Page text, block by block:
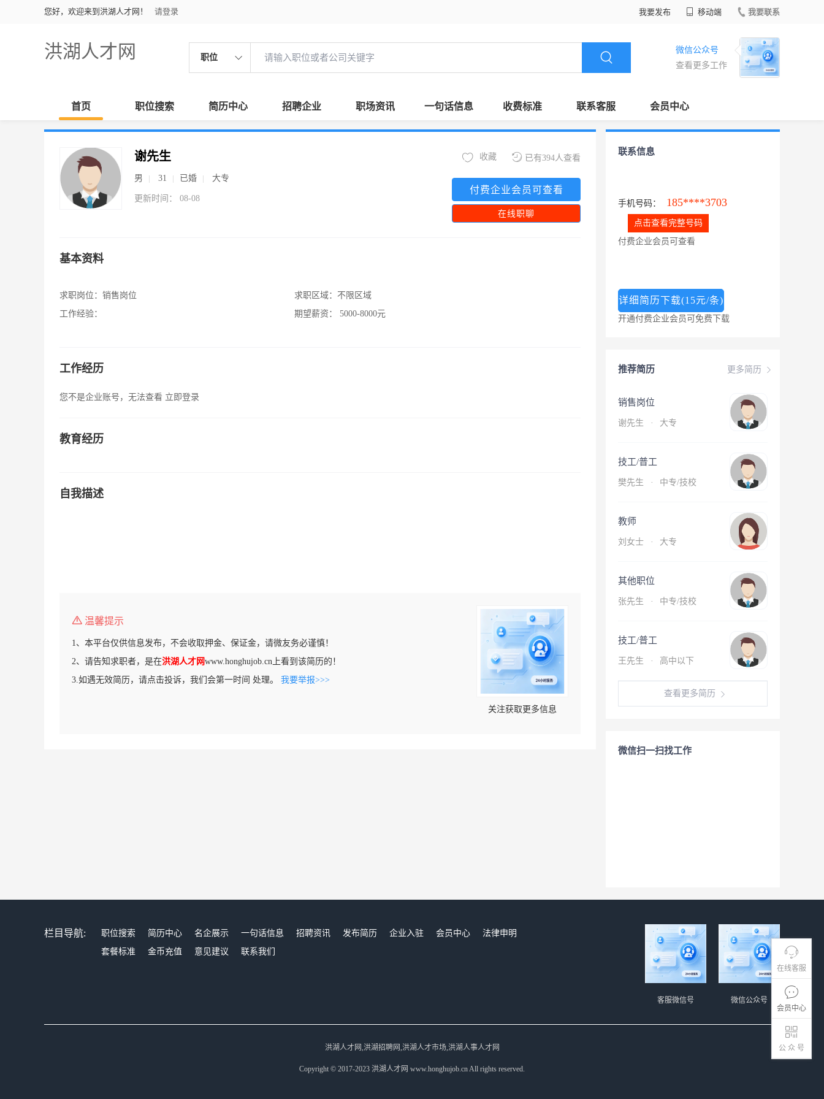
您好，欢迎来到洪湖人才网！ 请登录 我要发布 移动端 我要联系
洪湖人才网 职位
微信公众号
查看更多工作
首页 职位搜索 简历中心 招聘企业 职场资讯 一句话信息 收费标准 联系客服 会员中心
在线客服
会员中心
公 众 号
谢先生
男 31 已婚 大专
更新时间： 08-08
已有394人查看
收藏
付费企业会员可查看
在线职聊
基本资料
求职岗位： 销售岗位
工作经验：
求职区域： 不限区域
期望薪资：
5000-8000元
工作经历
您不是企业账号，无法查看 立即登录
教育经历
自我描述
温馨提示
1、本平台仅供信息发布，不会收取押金、保证金，请微友务必谨慎！
2、请告知求职者，是在洪湖人才网www.honghujob.cn上看到该简历的！
3.如遇无效简历，请点击投诉，我们会第一时间 处理。 我要举报>>>
关注获取更多信息
联系信息
手机号码： 185****3703
点击查看完整号码
付费企业会员可查看
详细简历下载(15元/条)
开通付费企业会员可免费下载
更多简历
推荐简历
销售岗位
谢先生 · 大专
技工/普工
樊先生 · 中专/技校
教师
刘女士 · 大专
其他职位
张先生 · 中专/技校
技工/普工
王先生 · 高中以下
查看更多简历
微信扫一扫找工作
栏目导航: 职位搜索 简历中心 名企展示 一句话信息 招聘资讯 发布简历 企业入驻 会员中心
法律申明
套餐标准
金币充值 意见建议 联系我们
微信公众号
客服微信号
洪湖人才网,洪湖招聘网,洪湖人才市场,洪湖人事人才网
Copyright © 2017-2023 洪湖人才网 www.honghujob.cn All rights reserved.